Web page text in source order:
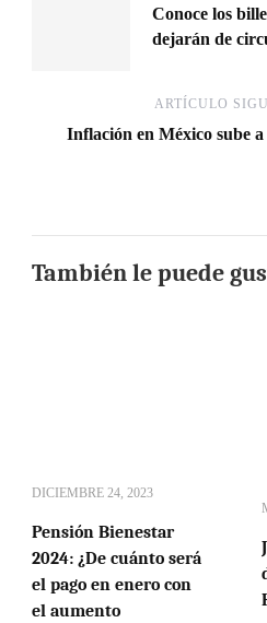
Conoce los
dejarán de
ARTÍCULO
Inflación en México sube
También le puede
DICIEMBRE 24, 2023
Pensión Bienestar
2024: ¿De cuánto será
el pago en enero con
el aumento